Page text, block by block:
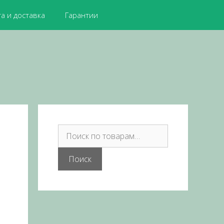
и доставка Гарантии
Поиск